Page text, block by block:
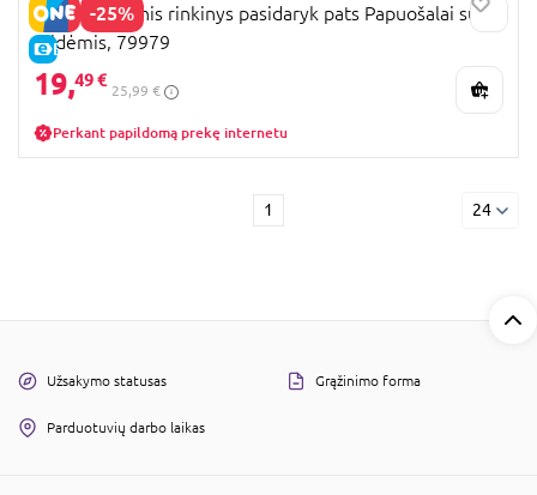
-25%
E-KAINA
STMT kūrybinis rinkinys pasidaryk pats Papuošalai su
raidėmis, 79979
19,49 €
25,99 €
Perkant papildomą prekę internetu
1 24
Užsakymo statusas Grąžinimo forma
Parduotuvių darbo laikas